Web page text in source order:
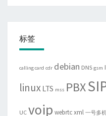
标签
calling card cdr debian DNS gsm
linux LTS mss PBX
UC voip webrtcxml 一号多